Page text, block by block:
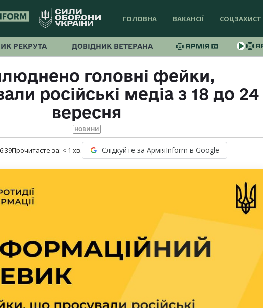
ГОЛОВНА ВАКАНСІЇ СОЦЗАХИСТ
РЕКРУТА ДОВІДНИК ВЕТЕРАНА
головні фейки,
російські медіа з 18 до 24
вересня
НОВИНИ
Прочитаєте за: < 1 хв. Слідкуйте за АрміяInform в Google